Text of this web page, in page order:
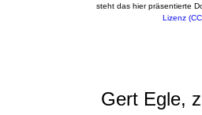
steht das hier präsentierte
Lizenz
Gert Egle,